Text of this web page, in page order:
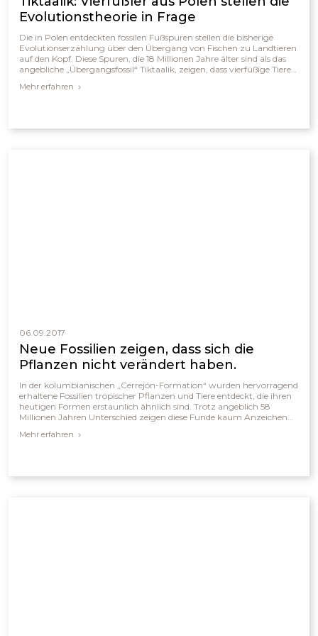
Evolutionstheorie in Frage
Die in Polen entdeckten fossilen Fußspuren stellen die bisherige
Evolutionserzählung über den Übergang von Fischen zu Landtieren
auf den Kopf. Diese Spuren, die 18 Millionen Jahre älter sind als das
angebliche „Übergangsfossil“ Tiktaalik, zeigen, dass vierfüßige Tiere
klassische Evolutionsschema, das Tiktaalik als Bindeglied zwischen
allmählichen Evolution über Millionen von Jahren.
Mehr erfahren
06.09.2017
Neue Fossilien zeigen, dass sich die
Pflanzen nicht verändert haben.
In der kolumbianischen „Cerrejón-Formation“ wurden hervorragend
erhaltene Fossilien tropischer Pflanzen und Tiere entdeckt, die ihren
heutigen Formen erstaunlich ähnlich sind. Trotz angeblich 58
Millionen Jahren Unterschied zeigen diese Funde kaum Anzeichen
klimatischen Bedingungen blieben Familien wie Hülsenfrüchtler,
Mehr erfahren